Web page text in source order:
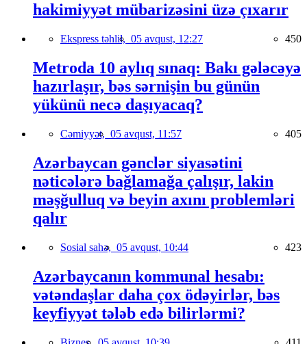
hakimiyyət mübarizəsini üzə çıxarır
Ekspress təhlil, 05 avqust, 12:27 450
Metroda 10 aylıq sınaq: Bakı gələcəyə
hazırlaşır, bəs sərnişin bu günün
yükünü necə daşıyacaq?
Cəmiyyət, 05 avqust, 11:57 405
Azərbaycan gənclər siyasətini
nəticələrə bağlamağa çalışır, lakin
məşğulluq və beyin axını problemləri
qalır
Sosial sahə, 05 avqust, 10:44 423
Azərbaycanın kommunal hesabı:
vətəndaşlar daha çox ödəyirlər, bəs
keyfiyyət tələb edə bilirlərmi?